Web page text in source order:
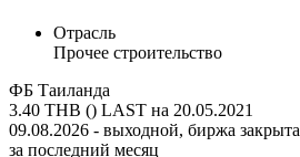
Отрасль
Прочее строительство
ФБ Таиланда
3.40 THB () LAST на 20.05.2021
09.08.2026 - выходной, биржа закрыта
за последний месяц